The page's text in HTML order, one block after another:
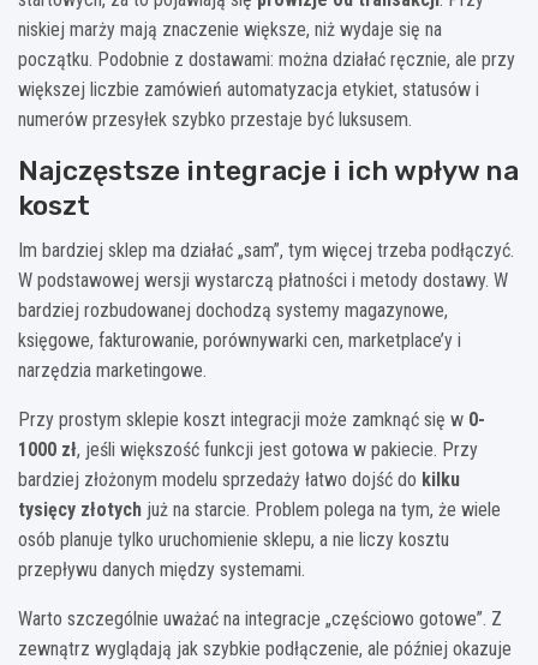
niskiej marży mają znaczenie większe, niż wydaje się na
początku. Podobnie z dostawami: można działać ręcznie, ale przy
większej liczbie zamówień automatyzacja etykiet, statusów i
numerów przesyłek szybko przestaje być luksusem.
Najczęstsze integracje i ich wpływ na
koszt
Im bardziej sklep ma działać „sam”, tym więcej trzeba podłączyć.
W podstawowej wersji wystarczą płatności i metody dostawy. W
bardziej rozbudowanej dochodzą systemy magazynowe,
księgowe, fakturowanie, porównywarki cen, marketplace’y i
narzędzia marketingowe.
Przy prostym sklepie koszt integracji może zamknąć się w 0-
1000 zł, jeśli większość funkcji jest gotowa w pakiecie. Przy
bardziej złożonym modelu sprzedaży łatwo dojść do kilku
tysięcy złotych już na starcie. Problem polega na tym, że wiele
osób planuje tylko uruchomienie sklepu, a nie liczy kosztu
przepływu danych między systemami.
Warto szczególnie uważać na integracje „częściowo gotowe”. Z
zewnątrz wyglądają jak szybkie podłączenie, ale później okazuje